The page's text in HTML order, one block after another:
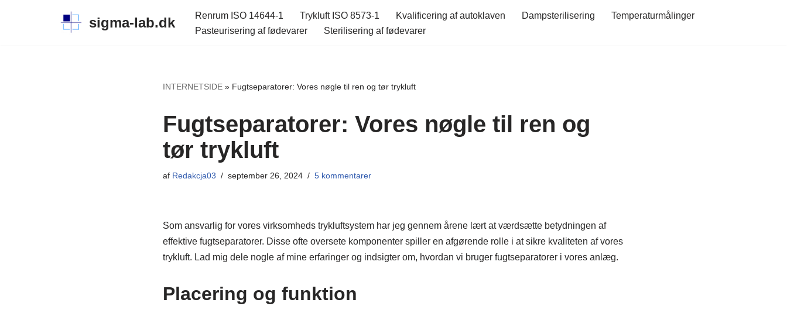
sigma-lab.dk Renrum ISO 14644-1 Trykluft ISO 8573-1 Kvalificering af autoklaven Dampsterilisering
Temperaturmålinger
Pasteurisering af fødevarer
Sterilisering af fødevarer
INTERNETSIDE» Fugtseparatorer: Vores nøgle til ren og tør trykluft
Fugtseparatorer: Vores nøgle til ren og
tør trykluft
af Redakcja03 september 26, 2024 5 kommentarer
Som ansvarlig for vores virksomheds trykluftsystem har jeg gennem årene lært at værdsætte betydningen af
effektive fugtseparatorer. Disse ofte oversete komponenter spiller en afgørende rolle i at sikre kvaliteten af vores
trykluft. Lad mig dele nogle af mine erfaringer og indsigter om, hvordan vi bruger fugtseparatorer i vores anlæg.
Placering og funktion